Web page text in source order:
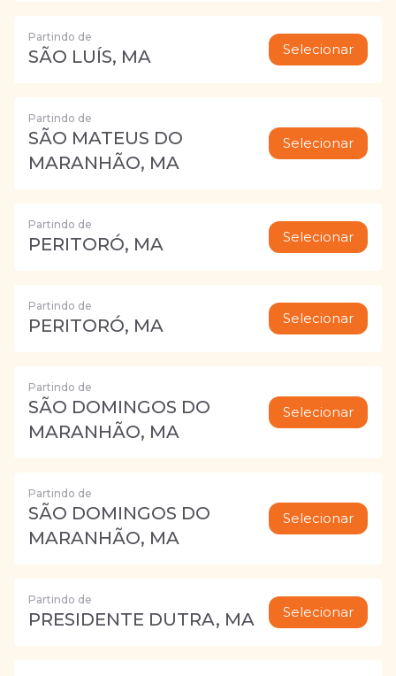
Partindo de
SÃO LUÍS, MA Selecionar
Partindo de
SÃO MATEUS DO
MARANHÃO, MA
Selecionar
Partindo de
PERITORÓ, MA Selecionar
Partindo de
PERITORÓ, MA Selecionar
Partindo de
SÃO DOMINGOS DO
MARANHÃO, MA
Selecionar
Partindo de
SÃO DOMINGOS DO
MARANHÃO, MA
Selecionar
Partindo de
PRESIDENTE DUTRA, MA Selecionar